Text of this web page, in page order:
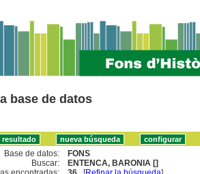
base de datos
Base de datos:
FONS
Buscar:
ENTENCA, BARONIA []